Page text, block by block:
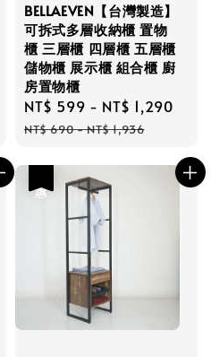
BELLAEVEN【台灣製造】
可拆式多層收納櫃 置物
櫃 三層櫃 四層櫃 五層櫃
儲物櫃 展示櫃 組合櫃 廚
房置物櫃
Sale
price
NT$ 599 - NT$ 1,290
NT$ 690-NT$ 1,936